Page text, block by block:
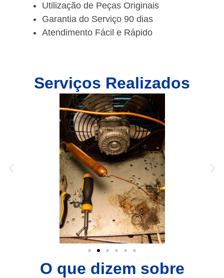
Utilização de Peças Originais
Garantia do Serviço 90 dias
Atendimento Fácil e Rápido
Serviços Realizados
O que dizem sobre